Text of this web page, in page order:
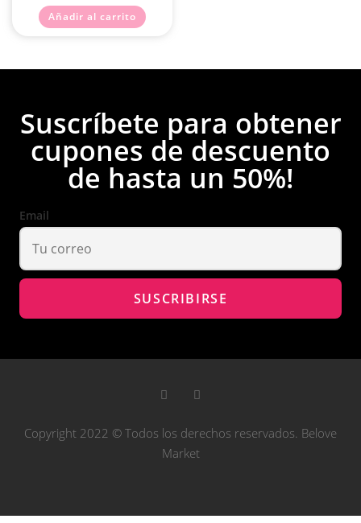
Añadir al carrito
Suscríbete para obtener
cupones de descuento
de hasta un 50%!
Email
Copyright 2022 © Todos los derechos reservados. Belove
Market